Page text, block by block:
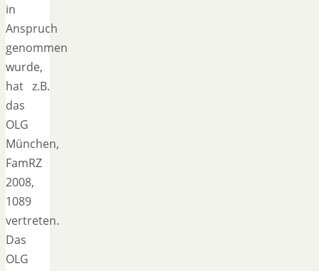
in
Anspruch
genommen
wurde,
hat z.B.
das
OLG
München,
FamRZ
2008,
1089
vertreten.
Das
OLG